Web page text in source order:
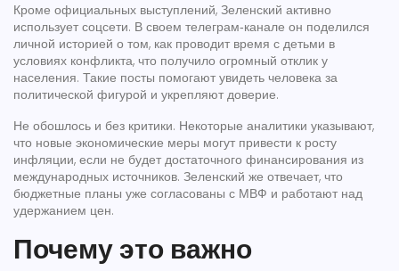
Кроме официальных выступлений, Зеленский активно
использует соцсети. В своем телеграм‑канале он поделился
личной историей о том, как проводит время с детьми в
условиях конфликта, что получило огромный отклик у
населения. Такие посты помогают увидеть человека за
политической фигурой и укрепляют доверие.
Не обошлось и без критики. Некоторые аналитики указывают,
что новые экономические меры могут привести к росту
инфляции, если не будет достаточного финансирования из
международных источников. Зеленский же отвечает, что
бюджетные планы уже согласованы с МВФ и работают над
удержанием цен.
Почему это важно